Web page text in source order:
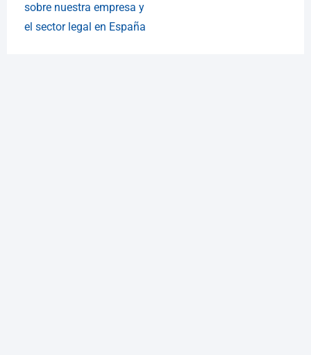
sobre nuestra empresa y
el sector legal en España